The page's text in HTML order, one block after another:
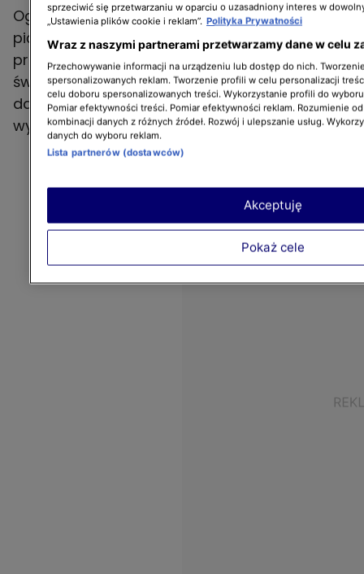
Oglądaj "Raport Turbo" od poniedziałku do
piątku o 18:00 i 22:00 na kanale TVN Turbo. W
programie zawsze najnowsze doniesienia ze
świata motoryzacji i techniki. Codziennie nowa
dawka informacji o premierach, rajdach i
wyścigach i najważniejszych wydarzeniach.
sprzeciwić się przetwarzaniu w oparciu o uzasadniony interes w
„Ustawienia plików cookie i reklam”. Polityka Prywatności
Wraz z naszymi partnerami przetwarzamy dane w celu
Przechowywanie informacji na urządzeniu lub dostęp do nich.
spersonalizowanych reklam. Tworzenie profili w celu personalizacji
celu doboru spersonalizowanych treści. Wykorzystanie profili do
Pomiar efektywności treści. Pomiar efektywności reklam. Rozumienie
kombinacji danych z różnych źródeł. Rozwój i ulepszanie usług.
danych do wyboru reklam.
Lista partnerów (dostawców)
Pokaż cele
Akceptuję